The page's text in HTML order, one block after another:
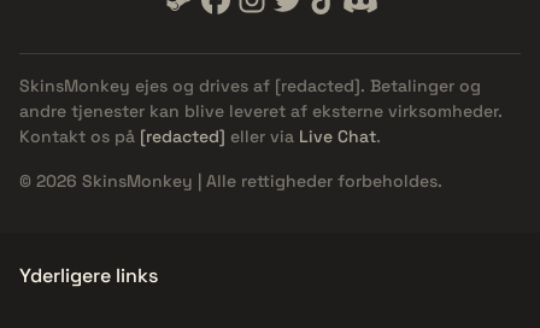
SkinsMonkey ejes og drives af [redacted]. Betalinger og
andre tjenester kan blive leveret af eksterne virksomheder.
Kontakt os på [redacted] eller via Live Chat.
© 2026 SkinsMonkey | Alle rettigheder forbeholdes.
Yderligere links